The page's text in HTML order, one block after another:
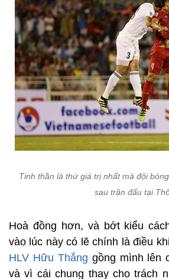
Tinh thần là thứ giá trị nhất mà đội
sau trận đấu tại
Hoà đồng hơn, và bớt kiểu
vào lúc này có lẽ chính là điều
HLV Hữu Thắng gồng mình lên
và vì cái chung thay cho trách